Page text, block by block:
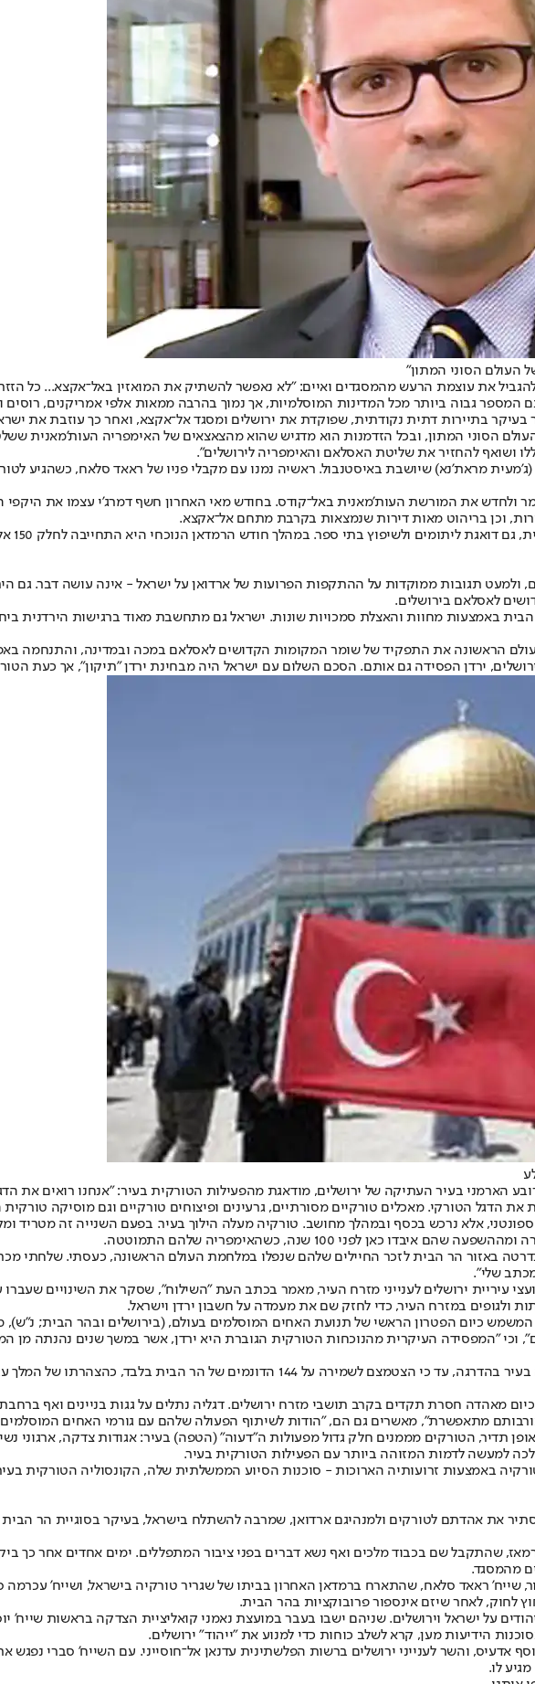
העולם הסוני המתון"
המספר גבוה ביותר מכל המדינות המוסלמיות, אך נמוך בהרבה ממאות אלפי אמריקנים,
בתיירות דתית נקודתית, שפוקדת את ירושלים ומסגד אל־אקצא, ואחר כך עוזבת את
הסוני המתון, ובכל הזדמנות הוא מדגיש שהוא מהצאצאים של האימפריה העות'מאנית
ושואף להחזיר את שליטת האסלאם והאימפריה לירושלים".
(ג'מעית מראת'נא) שיושבת באיסטנבול. ראשיה נמנו עם מקבלי פניו של ראאד סלאח, כשהגיע
ולחדש את המורשת העות'מאנית באל־קודס. בחודש מאי האחרון חשף דמרג'י עצמו את היקפי
תגובות ממוקדות על ההתקפות הפרועות של ארדואן על ישראל - אינה עושה דבר. גם
לאסלאם בירושלים.
באמצעות מחוות והאצלת סמכויות שונות. ישראל גם מתחשבת מאוד ברגישות הירדנית
הראשונה את התפקיד של שומר המקומות הקדושים לאסלאם במכה ובמדינה, והתנחמה
ירדן הפסידה גם אותם. הסכם השלום עם ישראל היה מבחינת ירדן "תיקון", אך כעת
הארמני בעיר העתיקה של ירושלים, מודאגת מהפעילות הטורקית בעיר: "אנחנו רואים את
הדגל הטורקי. מאכלים טורקיים מסורתיים, גרעינים ופיצוחים טורקיים וגם מוסיקה טורקית
אלא נרכש בכסף ובמהלך מחושב. טורקיה מעלה הילוך בעיר. בפעם השנייה זה מטריד
לפני 100 שנה, כשהאימפריה שלהם התמוטטה.
באזור הר הבית לזכר החיילים שלהם שנפלו במלחמת העולם הראשונה, כעסתי. שלחתי
שלי".
עיריית ירושלים לענייני מזרח העיר, מאמר בכתב העת "השילוח", שסקר את השינויים
ולגופים במזרח העיר, כדי לחזק שם את מעמדה על חשבון ירדן וישראל.
המשמש כיום הפטרון הראשי של תנועת האחים המוסלמים בעולם, (בירושלים ובהר הבית;
וכי "המפסידה העיקרית מהנוכחות הטורקית הגוברת היא ירדן, אשר במשך שנים נהנתה
"בשנים האחרונות", מציינים השניים, "התכרסם מעמדה בעיר בהדרגה, עד כי הצטמצם
מאהדה חסרת תקדים בקרב תושבי מזרח ירושלים. דגליה נתלים על גגות בניינים ואף
מתאפשרת", מאשרים גם הם, "הודות לשיתוף הפעולה שלהם עם גורמי האחים
תדיר, הטורקים מממנים חלק גדול מפעולות ה"דעוה" (הטפה) בעיר: אגודות צדקה, ארגוני
למעשה לדמות המזוהה ביותר עם הפעילות הטורקית בעיר.
באמצעות זרועותיה הארוכות - סוכנות הסיוע הממשלתית שלה, הקונסוליה הטורקית
את אהדתם לטורקים ולמנהיגם ארדואן, שמרבה להשתלח בישראל, בעיקר בסוגיית הר
שהתקבל שם בכבוד מלכים ואף נשא דברים בפני ציבור המתפללים. ימים אחדים אחר כך
מהמסגד.
שייח' ראאד סלאח, שהתארח ברמדאן האחרון בביתו של שגריר טורקיה בישראל, ושייח'
לחוק, לאחר שיזם אינספור פרובוקציות בהר הבית.
על ישראל וירושלים. שניהם ישבו בעבר במועצת נאמני קואליציית הצדקה בראשות שייח'
הידיעות מען, קרא לשלב כוחות כדי למנוע את "ייהוד" ירושלים.
והשר לענייני ירושלים ברשות הפלשתינית עדנאן אל־חוסייני. עם השייח' סברי נפגש
לו.